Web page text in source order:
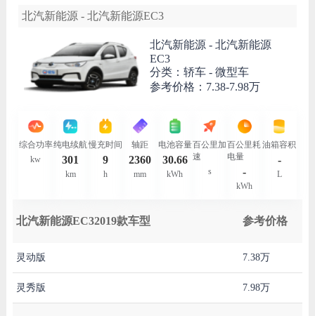
北汽新能源 - 北汽新能源EC3
北汽新能源 - 北汽新能源
EC3
分类：轿车 - 微型车
参考价格： 7.38-7.98万
综合功率
kw
纯电续航
301
km
慢充时间
9
h
轴距
2360
mm
电池容量
30.66
kWh
百公里加
速
s
百公里耗
电量
-
kWh
油箱容积
-
L
北汽新能源EC32019款车型 参考价格
灵动版 7.38万
灵秀版 7.98万